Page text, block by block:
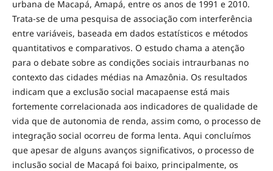
urbana de Macapá, Amapá, entre os anos de 1991 e 2010.
Trata-se de uma pesquisa de associação com interferência
entre variáveis, baseada em dados estatísticos e métodos
quantitativos e comparativos. O estudo chama a atenção
para o debate sobre as condições sociais intraurbanas no
contexto das cidades médias na Amazônia. Os resultados
indicam que a exclusão social macapaense está mais
fortemente correlacionada aos indicadores de qualidade de
vida que de autonomia de renda, assim como, o processo de
integração social ocorreu de forma lenta. Aqui concluímos
que apesar de alguns avanços significativos, o processo de
inclusão social de Macapá foi baixo, principalmente, os